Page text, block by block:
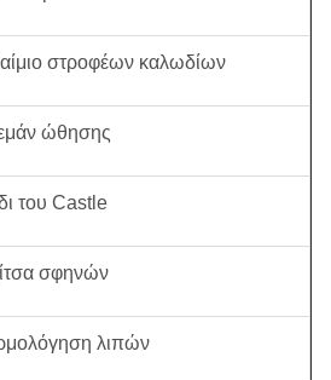
στροφέων καλωδίων
ώθησης
του Castle
σφηνών
λιπών